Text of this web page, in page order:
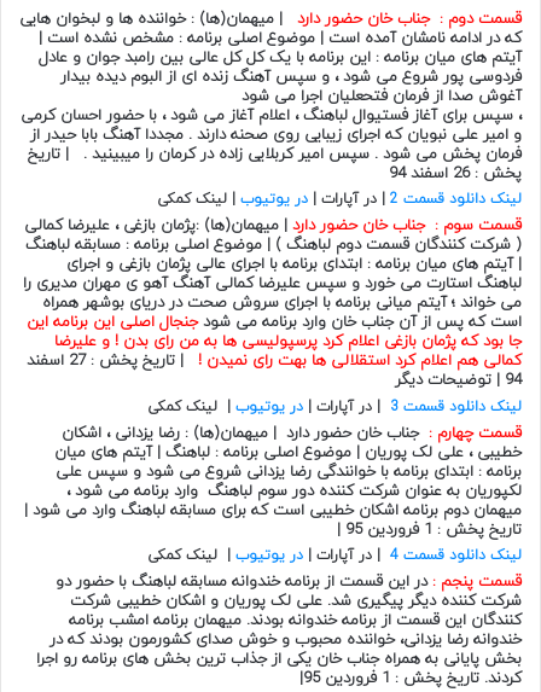
قسمت دوم : جناب خان حضور دارد
| میهمان(ها) : خواننده ها و لبخوان هایی
که در ادامه نامشان آمده است | موضوع اصلی برنامه : مشخص نشده است |
آیتم های میان برنامه : این برنامه با یک کل کل عالی بین رامبد جوان و عادل
فردوسی پور شروع می شود ، و سپس آهنگ زنده ای از البوم دیده بیدار
آغوش صدا از فرمان فتحعلیان اجرا می شود
، سپس برای آغاز فستیوال لباهنگ ، اعلام آغاز می شود ، با حضور احسان کرمی
و امیر علی نبویان که اجرای زیبایی روی صحنه دارند . مجددا آهنگ بابا حیدر از
فرمان پخش می شود . سپس امیر کربلایی زاده در کرمان را میبینید . | تاریخ
پخش : 26 اسفند 94
لینک دانلود قسمت 2 | در آپارات | در یوتیوب | لینک کمکی
قسمت سوم : جناب خان حضور دارد | میهمان(ها) :پژمان بازغی ، علیرضا کمالی
( شرکت کنندگان قسمت دوم لباهنگ ) | موضوع اصلی برنامه : مسابقه لباهنگ
| آیتم های میان برنامه : ابتدای برنامه با اجرای عالی پژمان بازغی و اجرای
لباهنگ استارت می خورد و سپس علیرضا کمالی آهنگ آهو ی مهران مدیری را
می خواند ؛ آیتم میانی برنامه با اجرای سروش صحت در دریای بوشهر همراه
است که پس از آن جناب خان وارد برنامه می شودجنجال اصلی این برنامه این
جا بود که پژمان بازغی اعلام کرد پرسپولیسی ها به من رای بدن ! و علیرضا
کمالی هم اعلام کرد استقلالی ها بهت رای نمیدن !
| تاریخ پخش : 27 اسفند
94 | توضیحات دیگر
لینک دانلود قسمت 3 | در آپارات | در یوتیوب | لینک کمکی
قسمت چهارم : جناب خان حضور دارد | میهمان(ها) : رضا یزدانی ، اشکان
خطیبی ، علی لک پوریان | موضوع اصلی برنامه : لباهنگ | آیتم های میان
برنامه : ابتدای برنامه با خوانندگی رضا یزدانی شروع می شود و سپس علی
لکپوریان به عنوان شرکت کننده دور سوم لباهنگ وارد برنامه می شود ،
میهمان دوم برنامه اشکان خطیبی است که برای مسابقه لباهنگ وارد می شود |
تاریخ پخش : 1 فروردین 95 |
لینک دانلود قسمت 4 | در آپارات | در یوتیوب | لینک کمکی
قسمت پنجم : در این قسمت ازبرنامه خندوانه مسابقه لباهنگ با حضور دو
شرکت کننده دیگر پیگیری شد. علی لک پوریان و اشکان خطیبی شرکت
کنندگان این قسمت از برنامه خندوانه بودند. میهمان برنامه امشب برنامه
خندوانه رضا یزدانی، خواننده محبوب و خوش صدای کشورمون بودند که در
بخش پایانی به همراهجناب خان یکی از جذاب ترین بخش های برنامه رو اجرا
کردند. تاریخ پخش : 1 فروردین 95|